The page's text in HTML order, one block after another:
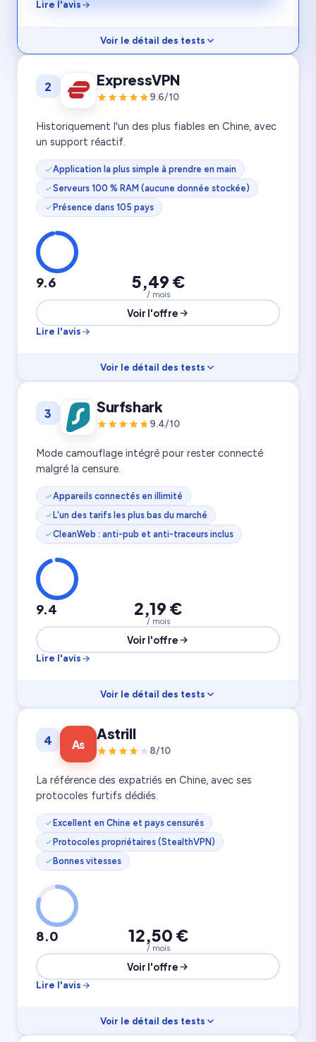
Lire l'avis
Voir le détail des tests
Vitesse
Rapport prix
Confidentialité
6 800 serveurs
2 ExpressVPN
9.6/10
Historiquement l'un des plus fiables en Chine, avec
un support réactif.
Application la plus simple à prendre en main
Serveurs 100 % RAM (aucune donnée stockée)
Présence dans 105 pays
9.6 5,49 €
/ mois
Voir l'offre
Lire l'avis
Voir le détail des tests
Vitesse
Rapport prix
Confidentialité
3 200 serveurs
3 Surfshark
9.4/10
Mode camouflage intégré pour rester connecté
malgré la censure.
Appareils connectés en illimité
L'un des tarifs les plus bas du marché
CleanWeb : anti-pub et anti-traceurs inclus
9.4 2,19 €
/ mois
Voir l'offre
Lire l'avis
Voir le détail des tests
Vitesse
Rapport prix
Confidentialité
3 200 serveurs
4 As
Astrill
8/10
La référence des expatriés en Chine, avec ses
protocoles furtifs dédiés.
Excellent en Chine et pays censurés
Protocoles propriétaires (StealthVPN)
Bonnes vitesses
8.0 12,50 €
/ mois
Voir l'offre
Lire l'avis
Voir le détail des tests